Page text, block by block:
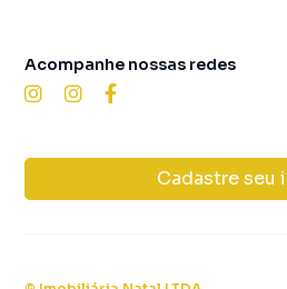
Cadastre seu
Acompanhe nossas redes